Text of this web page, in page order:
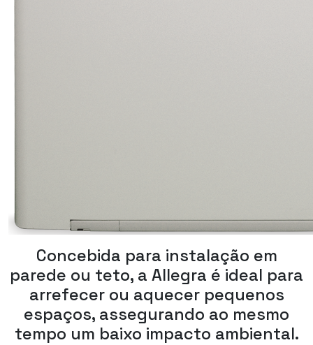
Concebida para instalação em
parede ou teto, a Allegra é ideal para
arrefecer ou aquecer pequenos
espaços, assegurando ao mesmo
tempo um baixo impacto ambiental.